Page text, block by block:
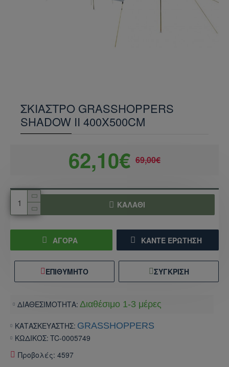
ΣΚΙΑΣΤΡΟ GRASSHOPPERS
SHADOW II 400X500CM
ΔΙΑΘΕΣΙΜΟΤΗΤΑ: Διαθέσιμο 1-3 μέρες
ΚΑΤΑΣΚΕΥΑΣΤΗΣ: GRASSHOPPERS
ΚΩΔΙΚΟΣ: TC-0005749
Προβολές: 4597
62,10€ 69,00€
ΚΑΛΆΘΙ
ΑΓΟΡΑ ΚΆΝΤΕ ΕΡΏΤΗΣΗ
ΕΠΙΘΥΜΗΤΌ ΣΎΓΚΡΙΣΗ